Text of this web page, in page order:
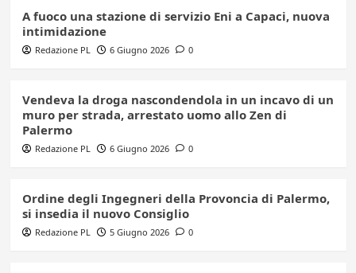
A fuoco una stazione di servizio Eni a Capaci, nuova
intimidazione
Redazione PL 6 Giugno 2026 0
Vendeva la droga nascondendola in un incavo di un
muro per strada, arrestato uomo allo Zen di
Palermo
Redazione PL 6 Giugno 2026 0
Ordine degli Ingegneri della Provoncia di Palermo,
si insedia il nuovo Consiglio
Redazione PL 5 Giugno 2026 0